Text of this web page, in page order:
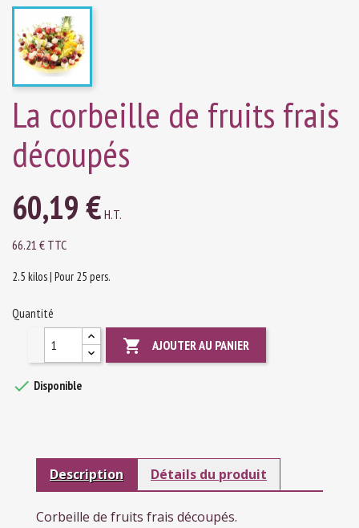
La corbeille de fruits frais
découpés
60,19 € H.T.
66.21 € TTC
2.5 kilos | Pour 25 pers.
Quantité
 AJOUTER AU PANIER
 Disponible
Description Détails du produit
Corbeille de fruits frais découpés.